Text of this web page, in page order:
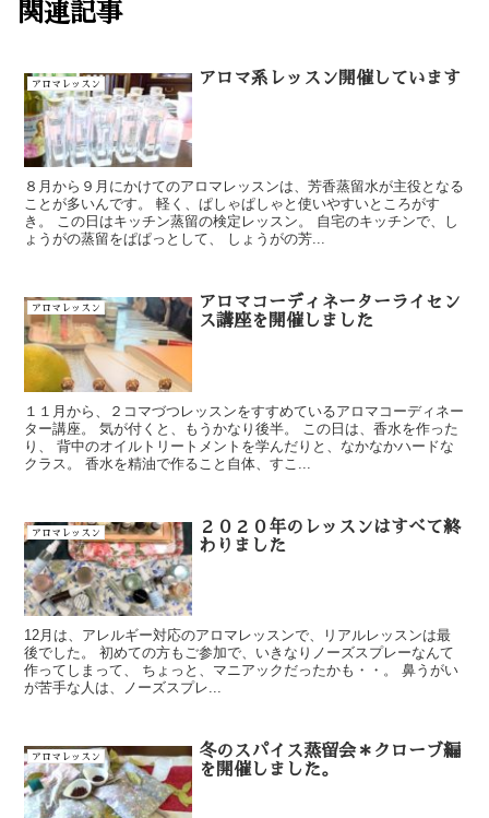
関連記事
アロマレッスン アロマ系レッスン開催しています
８月から９月にかけてのアロマレッスンは、芳香蒸留水が主役となる
ことが多いんです。 軽く、ぱしゃぱしゃと使いやすいところがす
き。 この日はキッチン蒸留の検定レッスン。 自宅のキッチンで、し
ょうがの蒸留をぱぱっとして、 しょうがの芳...
アロマレッスン
アロマコーディネーターライセン
ス講座を開催しました
１１月から、２コマづつレッスンをすすめているアロマコーディネー
ター講座。 気が付くと、もうかなり後半。 この日は、香水を作った
り、 背中のオイルトリートメントを学んだりと、なかなかハードな
クラス。 香水を精油で作ること自体、すこ...
アロマレッスン
２０２０年のレッスンはすべて終
わりました
12月は、アレルギー対応のアロマレッスンで、リアルレッスンは最
後でした。 初めての方もご参加で、いきなりノーズスプレーなんて
作ってしまって、 ちょっと、マニアックだったかも・・。 鼻うがい
が苦手な人は、ノーズスプレ...
アロマレッスン
冬のスパイス蒸留会＊クローブ編
を開催しました。